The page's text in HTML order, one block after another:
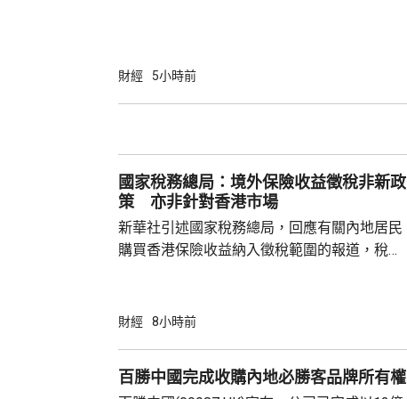
53965點，升80點； 標準普爾500指數報7737
財經 5小時前
國家稅務總局：境外保險收益徵稅非新政
策 亦非針對香港市場
新華社引述國家稅務總局，回應有關內地居民
購買香港保險收益納入徵稅範圍的報道，稅務
行納稅義務，境外保險收益也屬於應納稅所得
從境外取得，包括保險收益在內，應依法繳納
財經 8小時前
百勝中國完成收購內地必勝客品牌所有權